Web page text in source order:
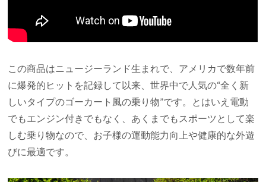
この商品はニュージーランド生まれで、アメリカで数年前
に爆発的ヒットを記録して以来、世界中で人気の“全く新
しいタイプのゴーカート風の乗り物”です。とはいえ電動
でもエンジン付きでもなく、あくまでもスポーツとして楽
しむ乗り物なので、お子様の運動能力向上や健康的な外遊
びに最適です。